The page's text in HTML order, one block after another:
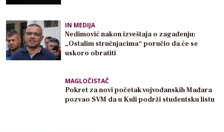
IN MEDIJA
Nedimović nakon izveštaja o zagađenju:
„Ostalim stručnjacima“ poručio da će se
uskoro obratiti
MAGLOČISTAČ
Pokret za novi početak vojvođanskih Mađara
pozvao SVM da u Kuli podrži studentsku listu